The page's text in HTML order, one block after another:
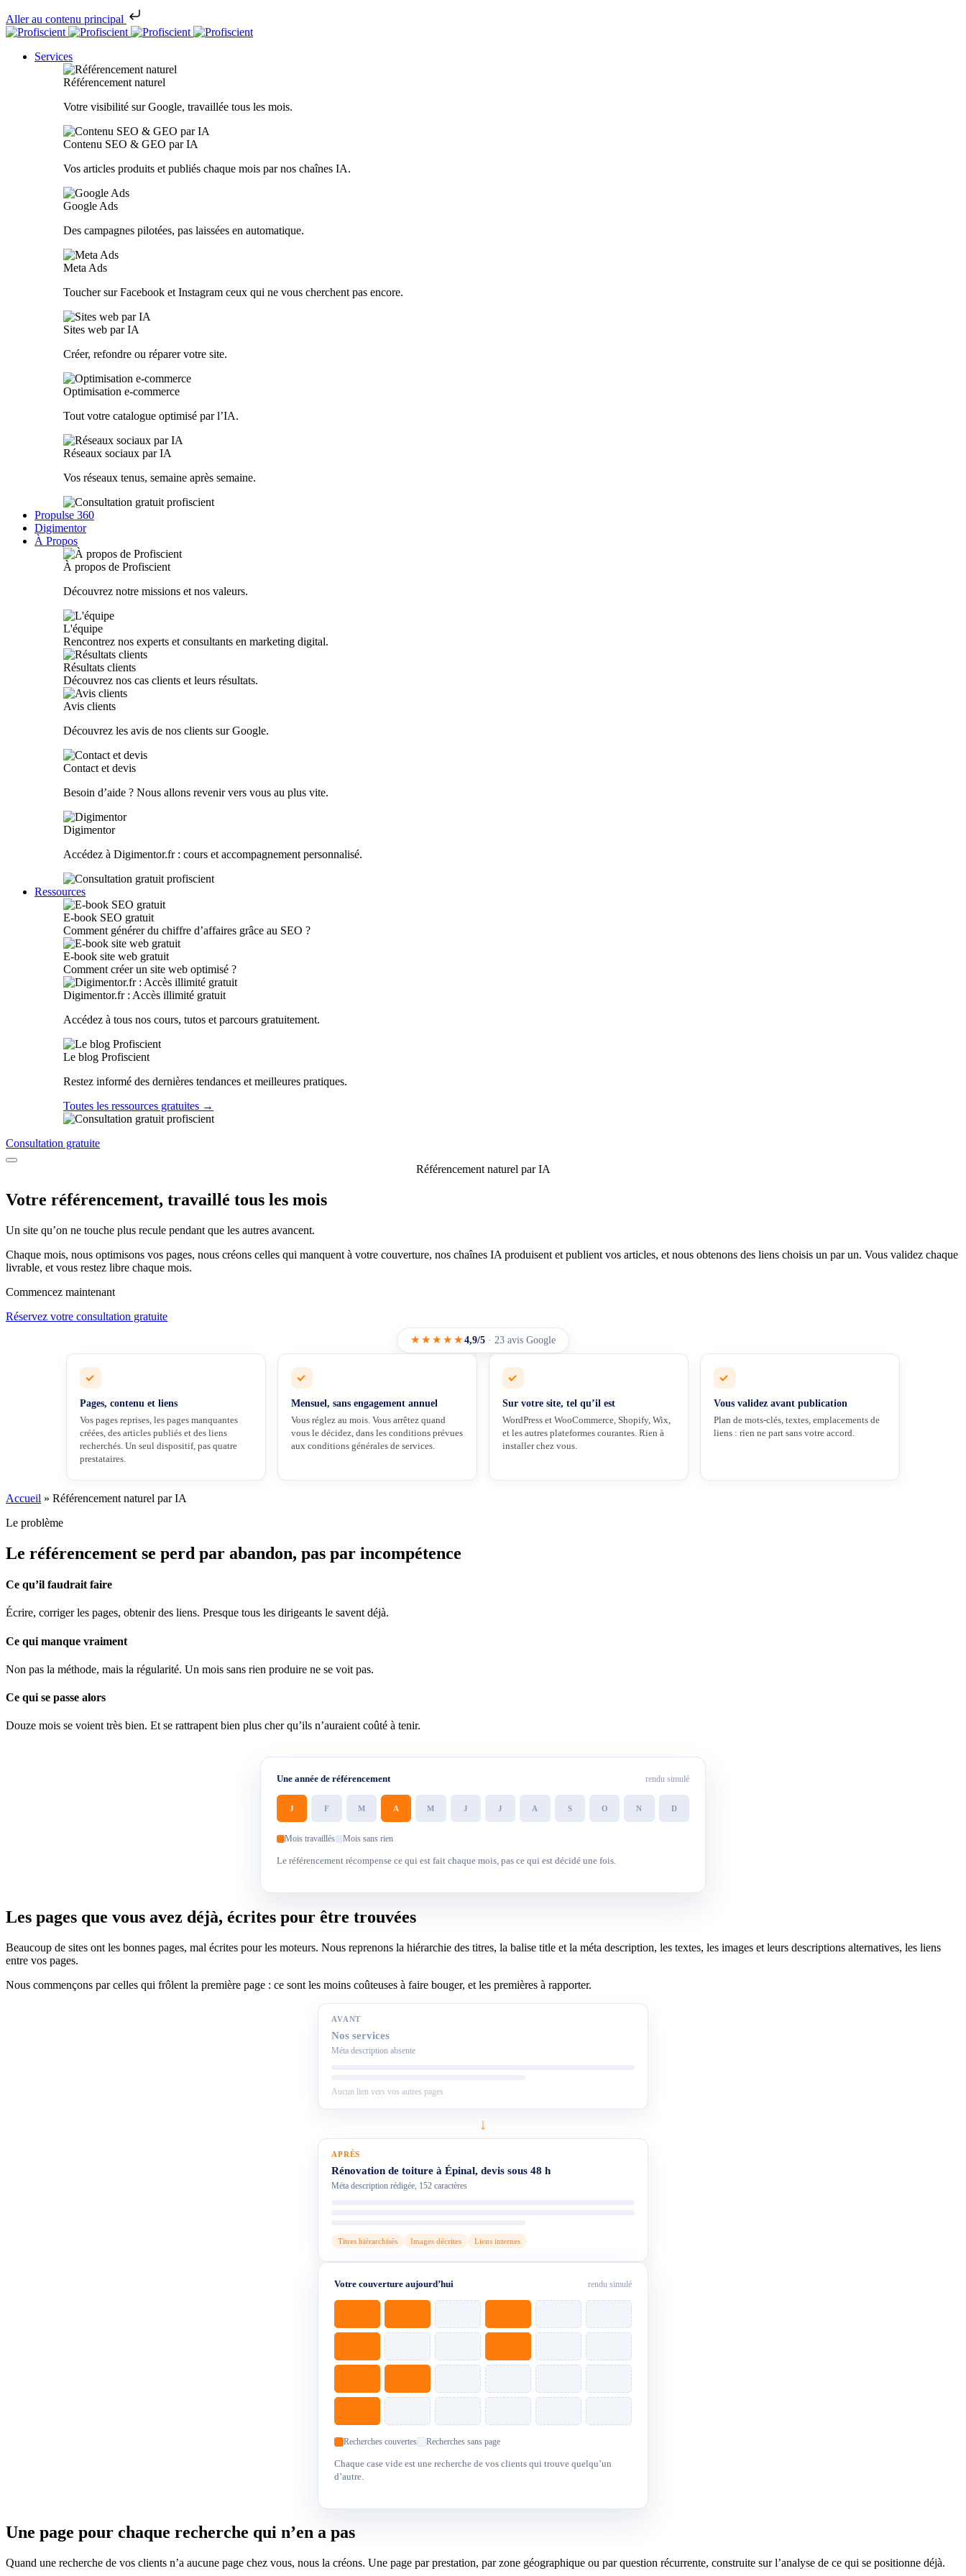
Aller au contenu principal
Services
Référencement naturel
Votre visibilité sur Google, travaillée tous les mois.
Contenu SEO & GEO par IA
Vos articles produits et publiés chaque mois par nos chaînes IA.
Google Ads
Des campagnes pilotées, pas laissées en automatique.
Meta Ads
Toucher sur Facebook et Instagram ceux qui ne vous cherchent pas encore.
Sites web par IA
Créer, refondre ou réparer votre site.
Optimisation e-commerce
Tout votre catalogue optimisé par l’IA.
Réseaux sociaux par IA
Vos réseaux tenus, semaine après semaine.
Propulse 360
Digimentor
À Propos
À propos de Profiscient
Découvrez notre missions et nos valeurs.
L'équipe
Rencontrez nos experts et consultants en marketing digital.
Résultats clients
Découvrez nos cas clients et leurs résultats.
Avis clients
Découvrez les avis de nos clients sur Google.
Contact et devis
Besoin d’aide ? Nous allons revenir vers vous au plus vite.
Digimentor
Accédez à Digimentor.fr : cours et accompagnement personnalisé.
Ressources
E-book SEO gratuit
Comment générer du chiffre d’affaires grâce au SEO ?
E-book site web gratuit
Comment créer un site web optimisé ?
Digimentor.fr : Accès illimité gratuit
Accédez à tous nos cours, tutos et parcours gratuitement.
Le blog Profiscient
Restez informé des dernières tendances et meilleures pratiques.
Toutes les ressources gratuites →
Consultation gratuite
Référencement naturel par IA
Votre référencement, travaillé tous les mois
Un site qu’on ne touche plus recule pendant que les autres avancent.
Chaque mois, nous optimisons vos pages, nous créons celles qui manquent à votre couverture, nos chaînes IA produisent et publient vos articles, et nous obtenons des liens choisis un par un. Vous validez chaque
livrable, et vous restez libre chaque mois.
Commencez maintenant
Réservez votre consultation gratuite
★★★★★ 4,9/5 · 23 avis Google
Pages, contenu et liens
Vos pages reprises, les pages manquantes
créées, des articles publiés et des liens
recherchés. Un seul dispositif, pas quatre
prestataires.
Mensuel, sans engagement annuel
Vous réglez au mois. Vous arrêtez quand
vous le décidez, dans les conditions prévues
aux conditions générales de services.
Sur votre site, tel qu’il est
WordPress et WooCommerce, Shopify, Wix,
et les autres plateformes courantes. Rien à
installer chez vous.
Vous validez avant publication
Plan de mots-clés, textes, emplacements de
liens : rien ne part sans votre accord.
Accueil » Référencement naturel par IA
Le problème
Le référencement se perd par abandon, pas par incompétence
Ce qu’il faudrait faire
Écrire, corriger les pages, obtenir des liens. Presque tous les dirigeants le savent déjà.
Ce qui manque vraiment
Non pas la méthode, mais la régularité. Un mois sans rien produire ne se voit pas.
Ce qui se passe alors
Douze mois se voient très bien. Et se rattrapent bien plus cher qu’ils n’auraient coûté à tenir.
Une année de référencement rendu simulé
J F M A M J J A S O N D
Mois travaillés Mois sans rien
Le référencement récompense ce qui est fait chaque mois, pas ce qui est décidé une fois.
Les pages que vous avez déjà, écrites pour être trouvées
Beaucoup de sites ont les bonnes pages, mal écrites pour les moteurs. Nous reprenons la hiérarchie des titres, la balise title et la méta description, les textes, les images et leurs descriptions alternatives, les liens
entre vos pages.
Nous commençons par celles qui frôlent la première page : ce sont les moins coûteuses à faire bouger, et les premières à rapporter.
AVANT
Nos services
Méta description absente
Aucun lien vers vos autres pages
↓
APRÈS
Rénovation de toiture à Épinal, devis sous 48 h
Méta description rédigée, 152 caractères
Titres hiérarchisés Images décrites Liens internes
Votre couverture aujourd’hui rendu simulé
Recherches couvertes Recherches sans page
Chaque case vide est une recherche de vos clients qui trouve quelqu’un
d’autre.
Une page pour chaque recherche qui n’en a pas
Quand une recherche de vos clients n’a aucune page chez vous, nous la créons. Une page par prestation, par zone géographique ou par question récurrente, construite sur l’analyse de ce qui se positionne déjà.